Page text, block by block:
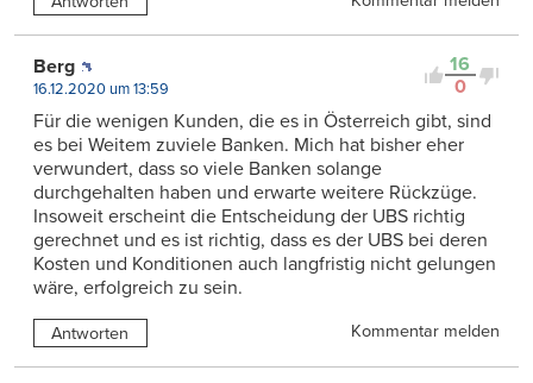
16
0
Berg
16.12.2020 um 13:59
Für die wenigen Kunden, die es in Österreich gibt, sind
es bei Weitem zuviele Banken. Mich hat bisher eher
verwundert, dass so viele Banken solange
durchgehalten haben und erwarte weitere Rückzüge.
Insoweit erscheint die Entscheidung der UBS richtig
gerechnet und es ist richtig, dass es der UBS bei deren
Kosten und Konditionen auch langfristig nicht gelungen
wäre, erfolgreich zu sein.
Antworten Kommentar melden